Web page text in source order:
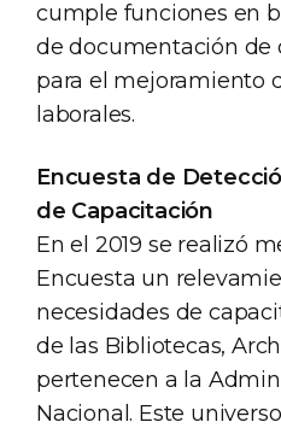
cumple funciones en
de documentación de
para el mejoramiento
laborales.
Encuesta de
de Capacitación
En el 2019 se realizó
Encuesta un
necesidades de
de las Bibliotecas,
pertenecen a la
Nacional. Este